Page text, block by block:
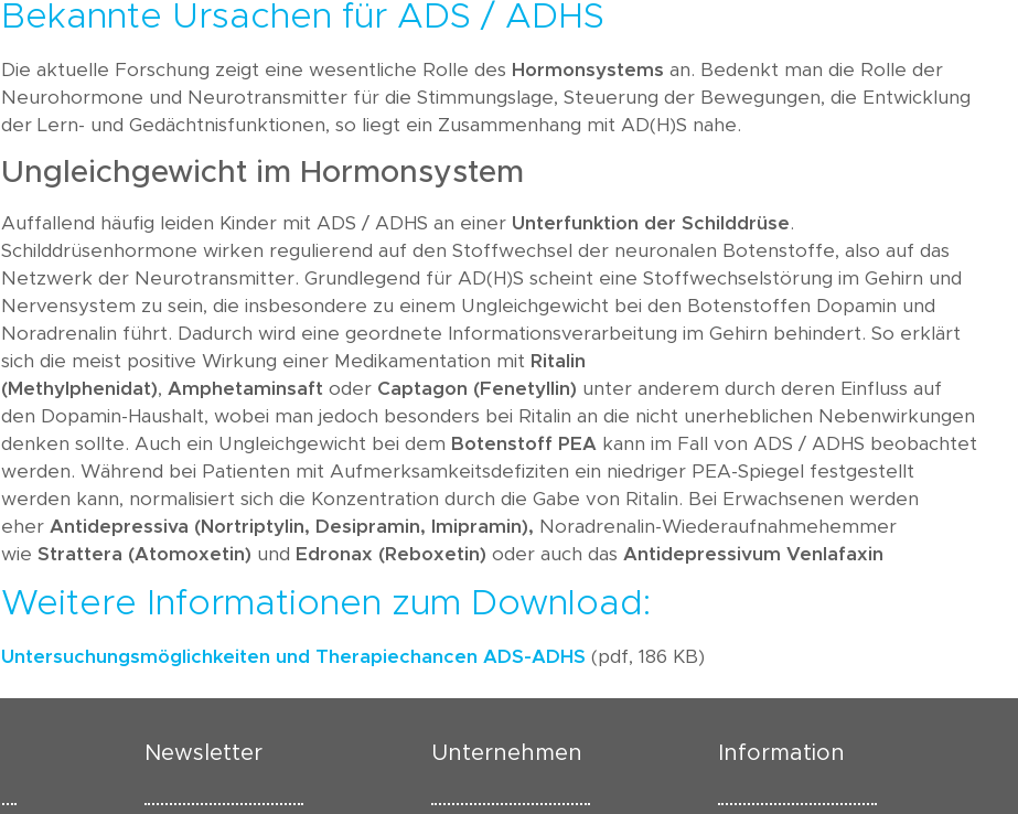
Bekannte Ursachen für ADS / ADHS
Die aktuelle Forschung zeigt eine wesentliche Rolle des Hormonsystems an. Bedenkt man die Rolle der
Neurohormone und Neurotransmitter für die Stimmungslage, Steuerung der Bewegungen, die Entwicklung
der Lern- und Gedächtnisfunktionen, so liegt ein Zusammenhang mit AD(H)S nahe.
Ungleichgewicht im Hormonsystem
Auffallend häufig leiden Kinder mit ADS / ADHS an einer Unterfunktion der Schilddrüse.
Schilddrüsenhormone wirken regulierend auf den Stoffwechsel der neuronalen Botenstoffe, also auf das
Netzwerk der Neurotransmitter. Grundlegend für AD(H)S scheint eine Stoffwechselstörung im Gehirn und
Nervensystem zu sein, die insbesondere zu einem Ungleichgewicht bei den Botenstoffen Dopamin und
Noradrenalin führt. Dadurch wird eine geordnete Informationsverarbeitung im Gehirn behindert. So erklärt
sich die meist positive Wirkung einer Medikamentation mit Ritalin
(Methylphenidat), Amphetaminsaftoder Captagon (Fenetyllin) unter anderem durch deren Einfluss auf
den Dopamin-Haushalt, wobei man jedoch besonders bei Ritalin an die nicht unerheblichen Nebenwirkungen
denken sollte. Auch ein Ungleichgewicht bei dem Botenstoff PEA kann im Fall von ADS / ADHS beobachtet
werden. Während bei Patienten mit Aufmerksamkeitsdefiziten ein niedriger PEA-Spiegel festgestellt
werden kann, normalisiert sich die Konzentration durch die Gabe von Ritalin. Bei Erwachsenen werden
eher Antidepressiva (Nortriptylin, Desipramin, Imipramin), Noradrenalin-Wiederaufnahmehemmer
wieStrattera (Atomoxetin) und Edronax (Reboxetin) oder auch das Antidepressivum Venlafaxin
Weitere Informationen zum Download:
Untersuchungsmöglichkeiten und Therapiechancen ADS-ADHS (pdf, 186 KB)
Newsletter Unternehmen Information